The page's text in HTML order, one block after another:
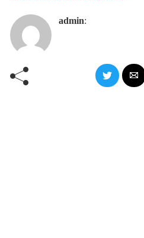
admin: